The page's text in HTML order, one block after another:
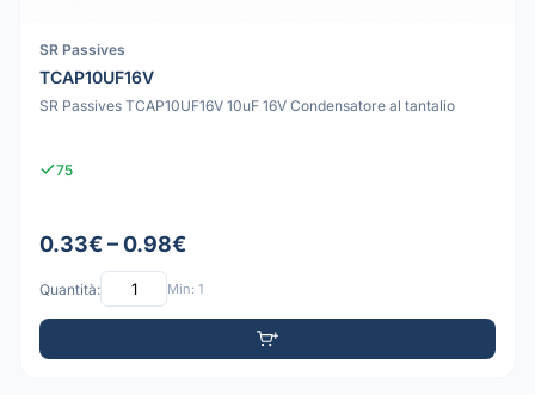
SR Passives
TCAP10UF16V
SR Passives TCAP10UF16V 10uF 16V Condensatore al tantalio
75
0.33€ – 0.98€
Quantità: Min: 1